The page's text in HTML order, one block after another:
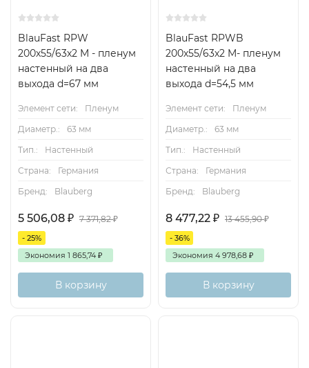
BlauFast RPW
200х55/63х2 M - пленум
настенный на два
выхода d=67 мм
Элемент сети:
Пленум
Диаметр.:
63 мм
Тип.:
Настенный
Страна:
Германия
Бренд:
Blauberg
5 506,08 ₽ 7 371,82₽
- 25%
Экономия 1 865,74 ₽
В корзину
BlauFast RPWB
200х55/63х2 M- пленум
настенный на два
выхода d=54,5 мм
Элемент сети:
Пленум
Диаметр.:
63 мм
Тип.:
Настенный
Страна:
Германия
Бренд:
Blauberg
8 477,22 ₽ 13 455,90₽
- 36%
Экономия 4 978,68 ₽
В корзину